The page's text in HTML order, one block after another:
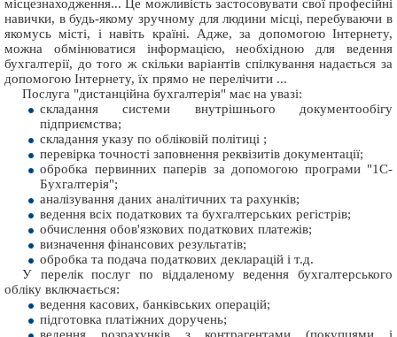
місцезнаходження... Це можливість застосовувати свої професійні
навички, в будь-якому зручному для людини місці, перебуваючи в
якомусь місті, і навіть країні. Адже, за допомогою Інтернету,
можна обмінюватися інформацією, необхідною для ведення
бухгалтерії, до того ж скільки варіантів спілкування надається за
допомогою Інтернету, їх прямо не перелічити ...
Послуга "дистанційна бухгалтерія" має на увазі:
складання системи внутрішнього документообігу
підприємства;
складання указу по обліковій політиці ;
перевірка точності заповнення реквізитів документації;
обробка первинних паперів за допомогою програми "1С-
Бухгалтерія";
аналізування даних аналітичних та рахунків;
ведення всіх податкових та бухгалтерських регістрів;
обчислення обов'язкових податкових платежів;
визначення фінансових результатів;
обробка та подача податкових декларацій і т.д.
У перелік послуг по віддаленому ведення бухгалтерського
обліку включається:
ведення касових, банківських операцій;
підготовка платіжних доручень;
ведення розрахунків з контрагентами (покупцями і